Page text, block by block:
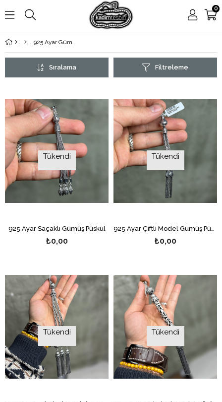
0
925 Ayar Gümüş Püskül
Filtreleme
Sıralama
Tükendi
925 Ayar Saçaklı Gümüş Püskül
₺0,00
Tükendi
₺0,00
Tükendi Tükendi